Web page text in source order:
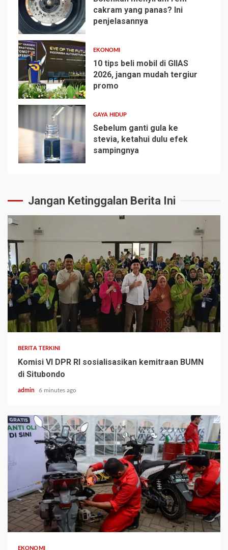
3
cakram yang panas? Ini
penjelasannya
4
EKONOMI
10 tips beli mobil di GIIAS
2026, jangan mudah tergiur
promo
5
GAYA HIDUP
Sebelum ganti gula ke
stevia, ketahui dulu efek
sampingnya
Jangan Ketinggalan Berita Ini
BERITA TERKINI
Komisi VI DPR RI sosialisasikan kemitraan BUMN
di Situbondo
admin 6 minutes ago
EKONOMI